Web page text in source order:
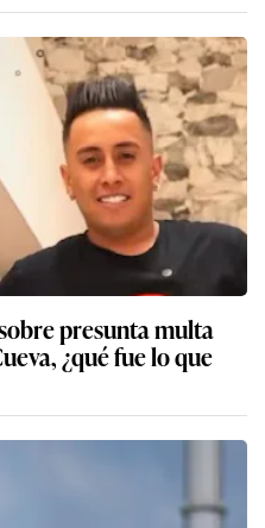
presunta multa
¿qué fue lo que